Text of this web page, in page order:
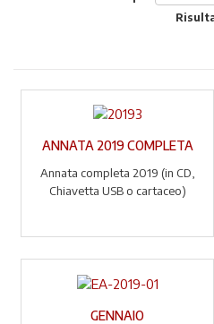
ANNATA 2019 COMPLETA
Annata completa 2019 (in CD,
Chiavetta USB o cartaceo)
GENNAIO